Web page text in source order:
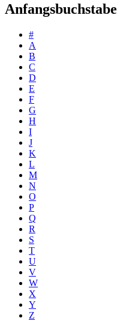
Anfangsbuchstabe
#
A
B
C
D
E
F
G
H
I
J
K
L
M
N
O
P
Q
R
S
T
U
V
W
X
Y
Z